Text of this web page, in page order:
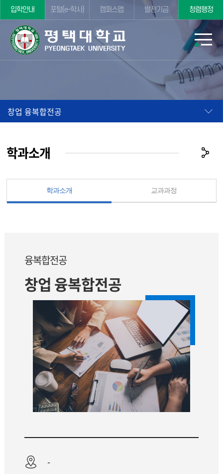
입학안내 포털(e-학사) 캠퍼스맵 발전기금 청렴행정
창업 융복합전공
학과소개
학과소개 교과과정
융복합전공
창업 융복합전공
-